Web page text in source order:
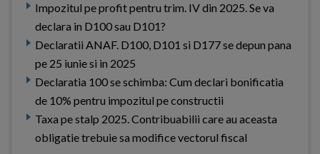
Impozitul pe profit pentru trim. IV din 2025. Se va
declara in D100 sau D101?
Declaratii ANAF. D100, D101 si D177 se depun pana
pe 25 iunie si in 2025
Declaratia 100 se schimba: Cum declari bonificatia
de 10% pentru impozitul pe constructii
Taxa pe stalp 2025. Contribuabilii care au aceasta
obligatie trebuie sa modifice vectorul fiscal